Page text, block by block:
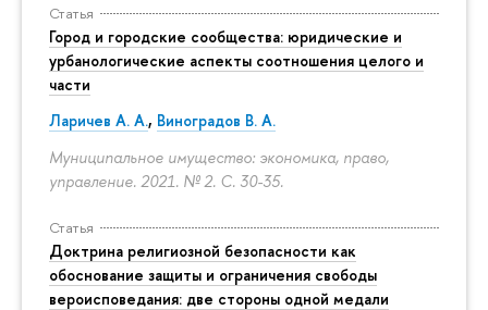
Статья
Город и городские сообщества: юридические и
урбанологические аспекты соотношения целого и
части
Ларичев А. А., Виноградов В. А.
Муниципальное имущество: экономика, право,
управление. 2021. № 2. С. 30-35.
Статья
Доктрина религиозной безопасности как
обоснование защиты и ограничения свободы
вероисповедания: две стороны одной медали